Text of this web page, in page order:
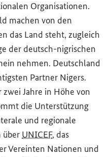
Organisationen.
machen von den
das Land steht, zugleich
der deutsch-nigrischen
nehmen. Deutschland
Partner Nigers.
Jahre in Höhe von
die Unterstützung
und regionale
über UNICEF, das
Vereinten Nationen und